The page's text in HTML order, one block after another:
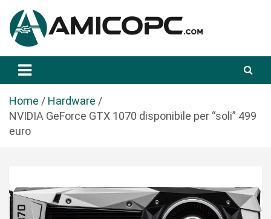
a
Amicopc.com
Home
Hardware
NVIDIA GeForce GTX 1070 disponibile per “soli” 499
euro